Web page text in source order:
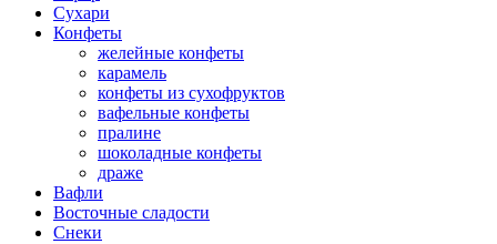
Сухари
Конфеты
желейные конфеты
карамель
конфеты из сухофруктов
вафельные конфеты
пралине
шоколадные конфеты
драже
Вафли
Восточные сладости
Снеки